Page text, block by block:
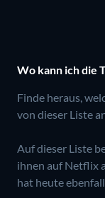
Wo kann ich die
Finde heraus,
von dieser Liste
Auf dieser Liste
ihnen auf Netflix
hat heute